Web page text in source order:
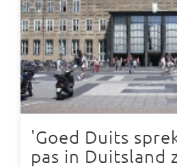
'Goed Duits
pas in Duitsland